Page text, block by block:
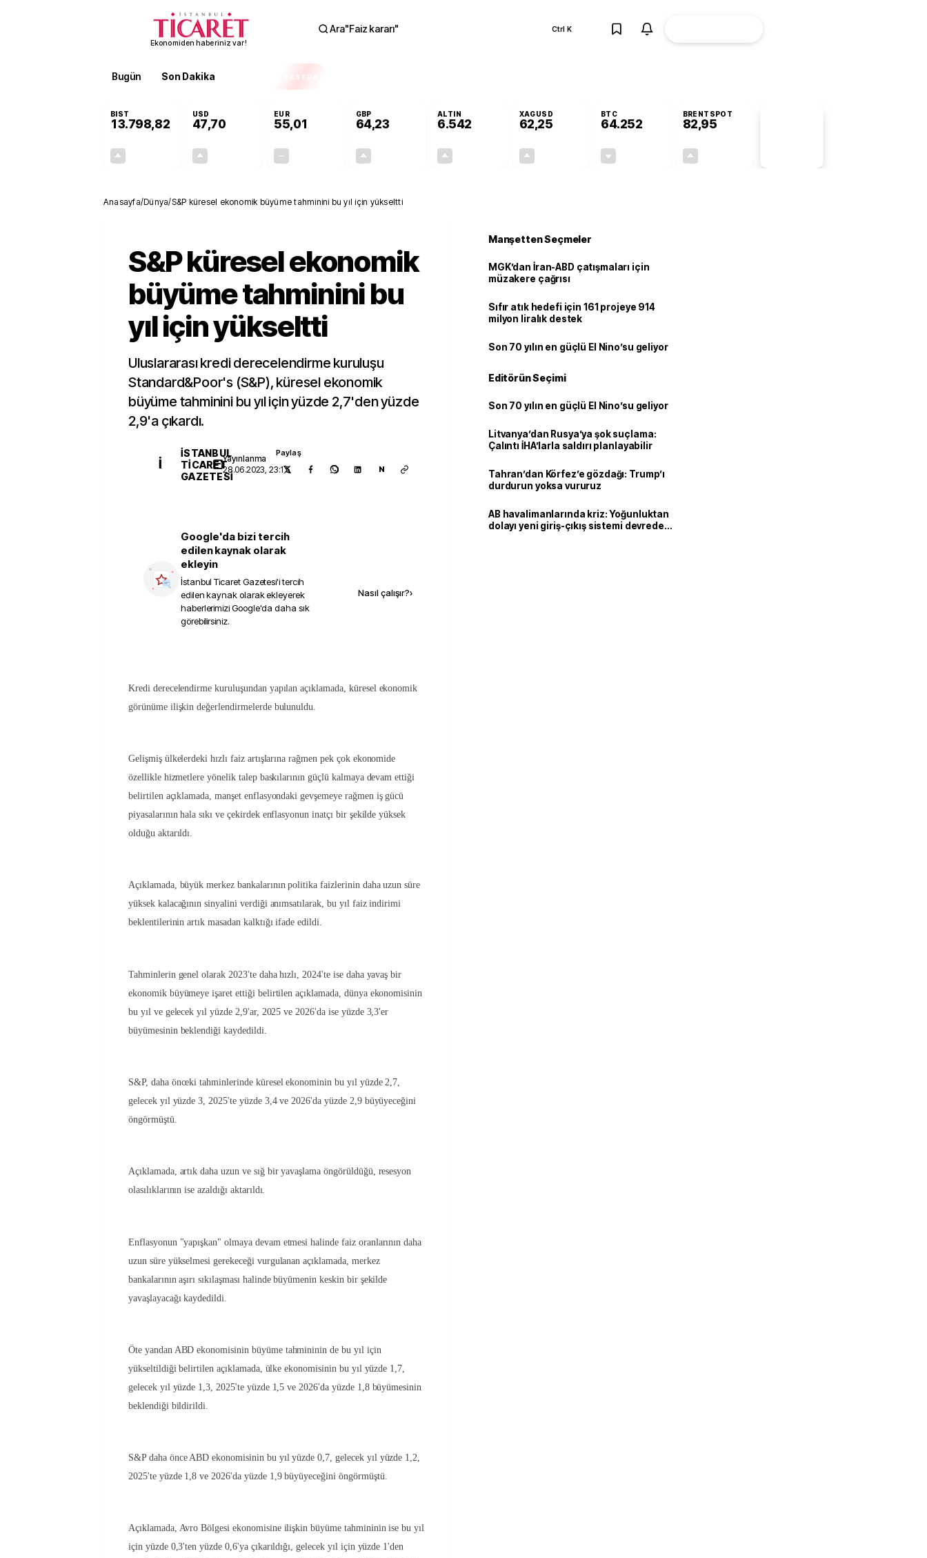
Ekonomiden haberiniz var!
Ara"Faiz kararı" Ctrl K
Bugün Son Dakika EKSTRA
BIST
13.798,82
USD
47,70
EUR
55,01
GBP
64,23
ALTIN
6.542
XAGUSD
62,25
BTC
64.252
BRENTSPOT
82,95
Anasayfa/Dünya/S&P küresel ekonomik büyüme tahminini bu yıl için yükseltti
S&P küresel ekonomik
büyüme tahminini bu
yıl için yükseltti
Uluslararası kredi derecelendirme kuruluşu
Standard&Poor's (S&P), küresel ekonomik
büyüme tahminini bu yıl için yüzde 2,7'den yüzde
2,9'a çıkardı.
İ
İSTANBUL
TICARET
GAZETESI
Yayınlanma
28.06.2023, 23:15
Paylaş
N
Google'da bizi tercih
edilen kaynak olarak
ekleyin
İstanbul Ticaret Gazetesi'i tercih
edilen kaynak olarak ekleyerek
haberlerimizi Google'da daha sık
görebilirsiniz.
Nasıl çalışır?›
Kredi derecelendirme kuruluşundan yapılan açıklamada, küresel ekonomik
görünüme ilişkin değerlendirmelerde bulunuldu.
Gelişmiş ülkelerdeki hızlı faiz artışlarına rağmen pek çok ekonomide
özellikle hizmetlere yönelik talep baskılarının güçlü kalmaya devam ettiği
belirtilen açıklamada, manşet enflasyondaki gevşemeye rağmen iş gücü
piyasalarının hala sıkı ve çekirdek enflasyonun inatçı bir şekilde yüksek
olduğu aktarıldı.
Açıklamada, büyük merkez bankalarının politika faizlerinin daha uzun süre
yüksek kalacağının sinyalini verdiği anımsatılarak, bu yıl faiz indirimi
beklentilerinin artık masadan kalktığı ifade edildi.
Tahminlerin genel olarak 2023'te daha hızlı, 2024'te ise daha yavaş bir
ekonomik büyümeye işaret ettiği belirtilen açıklamada, dünya ekonomisinin
bu yıl ve gelecek yıl yüzde 2,9'ar, 2025 ve 2026'da ise yüzde 3,3'er
büyümesinin beklendiği kaydedildi.
S&P, daha önceki tahminlerinde küresel ekonominin bu yıl yüzde 2,7,
gelecek yıl yüzde 3, 2025'te yüzde 3,4 ve 2026'da yüzde 2,9 büyüyeceğini
öngörmüştü.
Açıklamada, artık daha uzun ve sığ bir yavaşlama öngörüldüğü, resesyon
olasılıklarının ise azaldığı aktarıldı.
Enflasyonun "yapışkan" olmaya devam etmesi halinde faiz oranlarının daha
uzun süre yükselmesi gerekeceği vurgulanan açıklamada, merkez
bankalarının aşırı sıkılaşması halinde büyümenin keskin bir şekilde
yavaşlayacağı kaydedildi.
Öte yandan ABD ekonomisinin büyüme tahmininin de bu yıl için
yükseltildiği belirtilen açıklamada, ülke ekonomisinin bu yıl yüzde 1,7,
gelecek yıl yüzde 1,3, 2025'te yüzde 1,5 ve 2026'da yüzde 1,8 büyümesinin
beklendiği bildirildi.
S&P daha önce ABD ekonomisinin bu yıl yüzde 0,7, gelecek yıl yüzde 1,2,
2025'te yüzde 1,8 ve 2026'da yüzde 1,9 büyüyeceğini öngörmüştü.
Açıklamada, Avro Bölgesi ekonomisine ilişkin büyüme tahmininin ise bu yıl
için yüzde 0,3'ten yüzde 0,6'ya çıkarıldığı, gelecek yıl için yüzde 1'den
Manşetten Seçmeler
MGK’dan İran-ABD çatışmaları için
müzakere çağrısı
Sıfır atık hedefi için 161 projeye 914
milyon liralık destek
Son 70 yılın en güçlü El Nino’su geliyor
Editörün Seçimi
Son 70 yılın en güçlü El Nino’su geliyor
Litvanya’dan Rusya’ya şok suçlama:
Çalıntı İHA’larla saldırı planlayabilir
Tahran’dan Körfez’e gözdağı: Trump’ı
durdurun yoksa vururuz
AB havalimanlarında kriz: Yoğunluktan
dolayı yeni giriş-çıkış sistemi devreden